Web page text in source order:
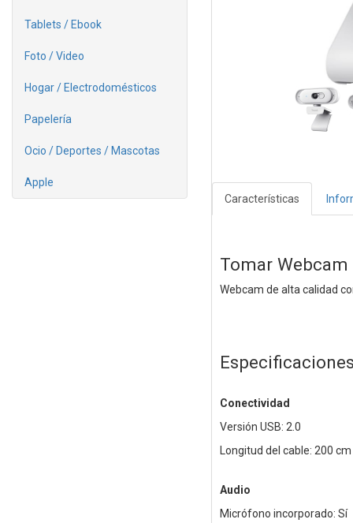
Tablets / Ebook
Foto / Video
Hogar / Electrodomésticos
Papelería
Ocio / Deportes / Mascotas
Apple
Características
Tomar Webcam
Webcam de alta calidad
Conectividad
Versión USB: 2.0
Longitud del cable: 200 cm
Audio
Micrófono incorporado: Sí